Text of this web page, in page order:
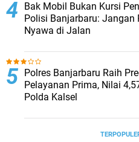
Bak Mobil Bukan Kursi
Polisi Banjarbaru: Jangan
Nyawa di Jalan
Polres Banjarbaru Raih
Pelayanan Prima, Nilai
Polda Kalsel